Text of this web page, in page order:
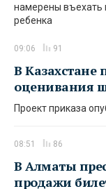
намерены въехать
ребенка
09:06 91
В Казахстане
оценивания
Проект приказа
08:51 86
В Алматы
продажи